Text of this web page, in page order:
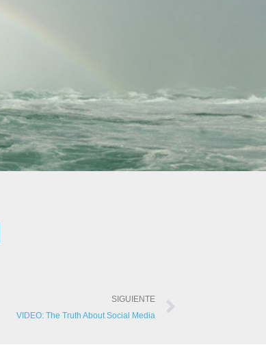
SIGUIENTE
VIDEO: The Truth About Social Media